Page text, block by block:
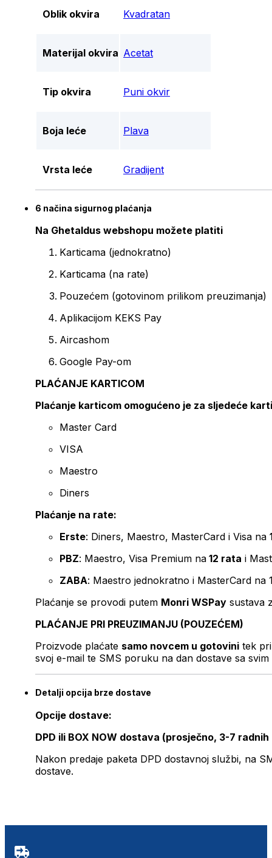
Oblik okvira Kvadratan
Materijal okvira Acetat
Tip okvira Puni okvir
Boja leće Plava
Vrsta leće Gradijent
6 načina sigurnog plaćanja
Na Ghetaldus webshopu možete platiti
Karticama (jednokratno)
Karticama (na rate)
Pouzećem (gotovinom prilikom preuzimanja)
Aplikacijom KEKS Pay
Aircashom
Google Pay-om
PLAĆANJE KARTICOM
Plaćanje karticom omogućeno je za sljedeće
Master Card
VISA
Maestro
Diners
Plaćanje na rate:
Erste: Diners, Maestro, MasterCard i Visa na
PBZ: Maestro, Visa Premium na 12 rata i
ZABA: Maestro jednokratno i MasterCard na
Plaćanje se provodi putem Monri WSPay sustava
PLAĆANJE PRI PREUZIMANJU (POUZEĆEM)
Proizvode plaćate samo novcem u gotovini tek
svoj e-mail te SMS poruku na dan dostave sa svim
Detalji opcija brze dostave
Opcije dostave:
DPD ili BOX NOW dostava (prosječno, 3-7 radnih
Nakon predaje paketa DPD dostavnoj službi, na
dostave.